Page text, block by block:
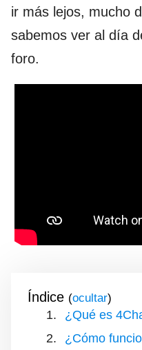
ir más lejos, mucho
sabemos ver al día
foro.
Índice ( )
¿Qué es
¿Cómo